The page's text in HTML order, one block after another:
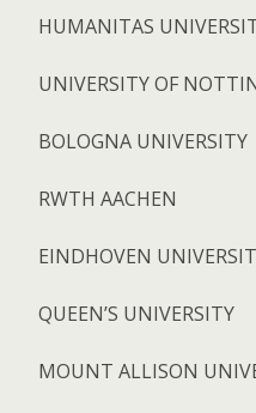
HUMANITAS
UNIVERSITY OF
BOLOGNA UNIVERSITY
RWTH AACHEN
EINDHOVEN
QUEEN’S UNIVERSITY
MOUNT ALLISON